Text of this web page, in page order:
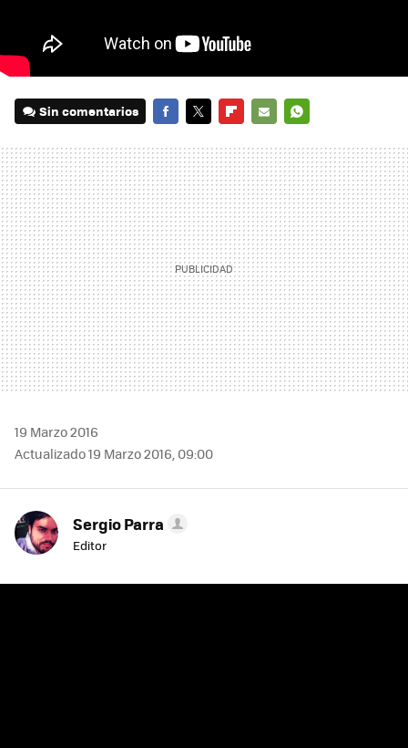
Sin comentarios
MAIL
19 Marzo 2016
Actualizado 19 Marzo 2016, 09:00
Sergio Parra
Editor